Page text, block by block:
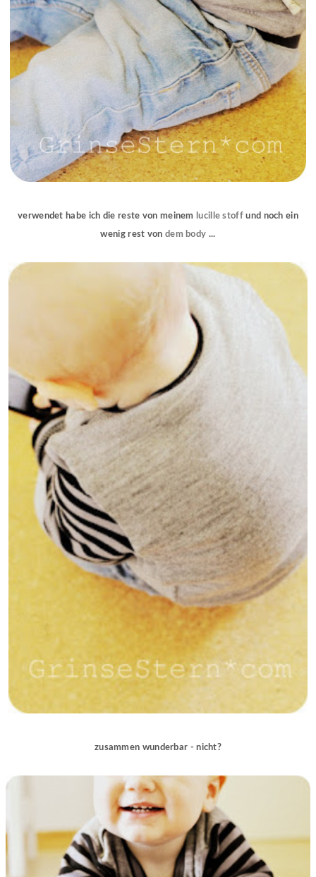
verwendet habe ich die reste von meinem lucille stoff und noch ein
wenig rest von dem body ...
zusammen wunderbar - nicht?